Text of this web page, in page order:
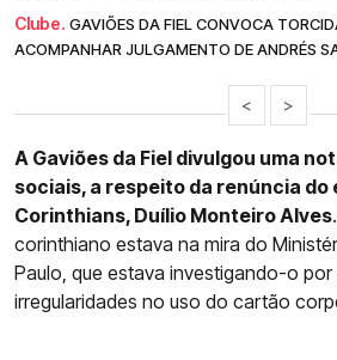
Clube. GAVIÕES DA FIEL CONVOCA
ACOMPANHAR JULGAMENTO DE ANDRÉS
< >
A Gaviões da Fiel divulgou uma
sociais, a respeito da renúncia
Corinthians, Duílio Monteiro Alves
corinthiano estava na mira do
Paulo, que estava investigando-o
irregularidades no uso do cartão